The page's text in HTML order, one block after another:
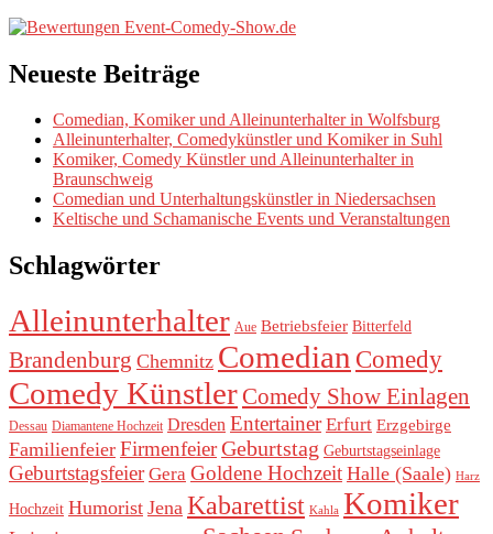
Neueste Beiträge
Comedian, Komiker und Alleinunterhalter in Wolfsburg
Alleinunterhalter, Comedykünstler und Komiker in Suhl
Komiker, Comedy Künstler und Alleinunterhalter in
Braunschweig
Comedian und Unterhaltungskünstler in Niedersachsen
Keltische und Schamanische Events und Veranstaltungen
Schlagwörter
Alleinunterhalter Aue Betriebsfeier Bitterfeld
Brandenburg Chemnitz Comedian Comedy
Comedy Künstler Comedy Show Einlagen
Dessau Diamantene Hochzeit Dresden Entertainer Erfurt Erzgebirge
Familienfeier FirmenfeierGeburtstag Geburtstagseinlage
Geburtstagsfeier Gera Goldene Hochzeit Halle (Saale) Harz
Hochzeit Humorist Jena Kabarettist Kahla Komiker